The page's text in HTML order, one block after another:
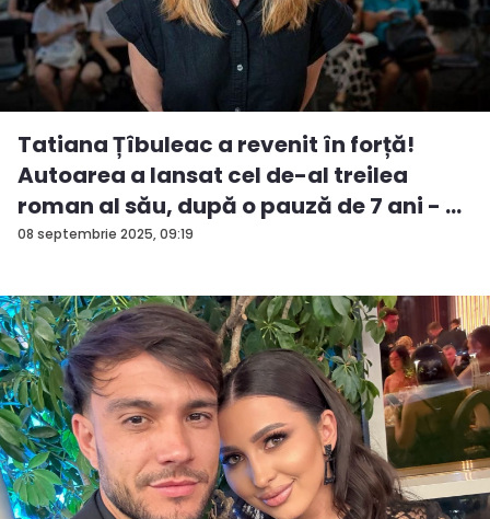
08 septembrie 2025, 09:19
Tatiana Țîbuleac a revenit în forță!
Autoarea a lansat cel de-al treilea
roman al său, după o pauză de 7 ani - ...